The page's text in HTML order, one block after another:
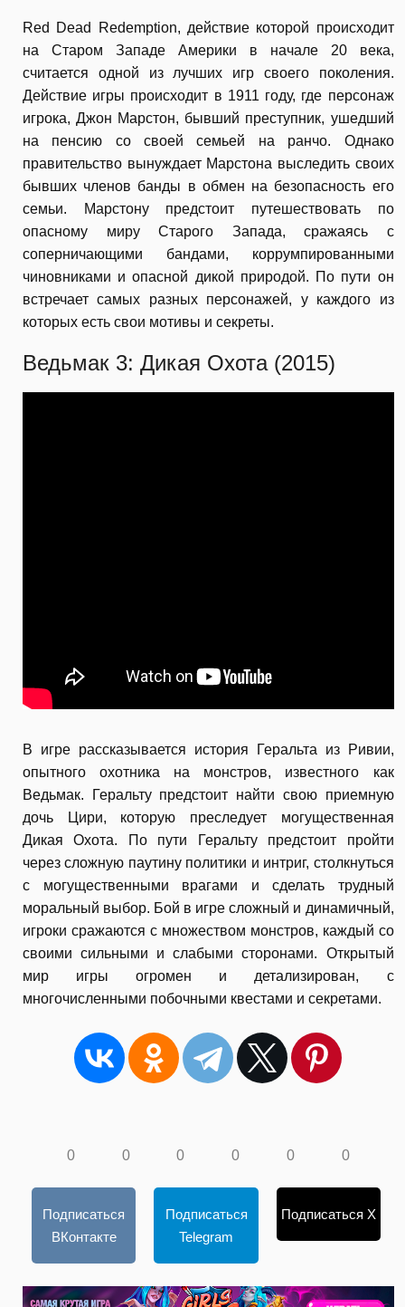
Red Dead Redemption, действие которой происходит
на Старом Западе Америки в начале 20 века,
считается одной из лучших игр своего поколения.
Действие игры происходит в 1911 году, где персонаж
игрока, Джон Марстон, бывший преступник, ушедший
на пенсию со своей семьей на ранчо. Однако
правительство вынуждает Марстона выследить своих
бывших членов банды в обмен на безопасность его
семьи. Марстону предстоит путешествовать по
опасному миру Старого Запада, сражаясь с
соперничающими бандами, коррумпированными
чиновниками и опасной дикой природой. По пути он
встречает самых разных персонажей, у каждого из
которых есть свои мотивы и секреты.
Ведьмак 3: Дикая Охота (2015)
В игре рассказывается история Геральта из Ривии,
опытного охотника на монстров, известного как
Ведьмак. Геральту предстоит найти свою приемную
дочь Цири, которую преследует могущественная
Дикая Охота. По пути Геральту предстоит пройти
через сложную паутину политики и интриг, столкнуться
с могущественными врагами и сделать трудный
моральный выбор. Бой в игре сложный и динамичный,
игроки сражаются с множеством монстров, каждый со
своими сильными и слабыми сторонами. Открытый
мир игры огромен и детализирован, с
многочисленными побочными квестами и секретами.
0 0 0 0 0 0
Подписаться
ВКонтакте
Подписаться
Telegram
Подписаться X